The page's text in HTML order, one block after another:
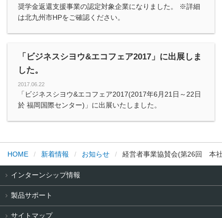
HOME 新着情報 お知らせ 経営者事業協賛会(第26回 本
奨学金返還支援事業の認定対象企業になりました。 ※詳細
は北九州市HPをご確認ください。
「ビジネスシヨウ&エコフェア2017」に出展しま
した。
2017.06.22
「ビジネスシヨウ&エコフェア2017(2017年6月21日～22日
於 福岡国際センター)」に出展いたしました。
インターンシップ情報
製品サポート
サイトマップ